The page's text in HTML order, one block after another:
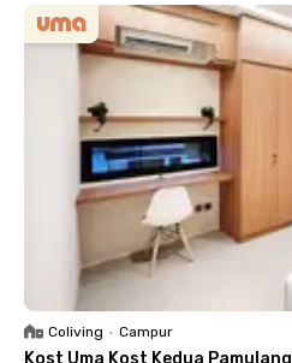
Coliving • Campur
Kost Uma Kost Kedua Pamulang